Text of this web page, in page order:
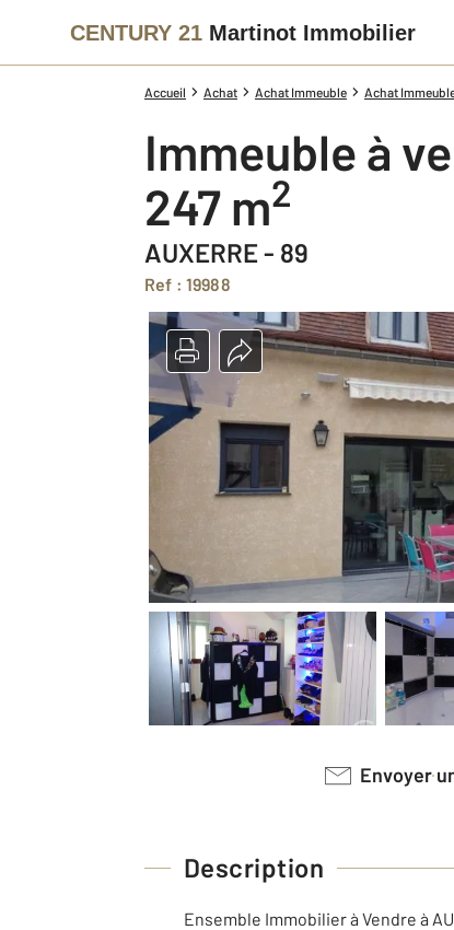
CENTURY 21 Martinot Immobilier
Accueil Achat Achat Immeuble Achat
Immeuble à
247 m2
AUXERRE - 89
Ref : 19988
Envoyer
Description
Ensemble Immobilier à Vendre à